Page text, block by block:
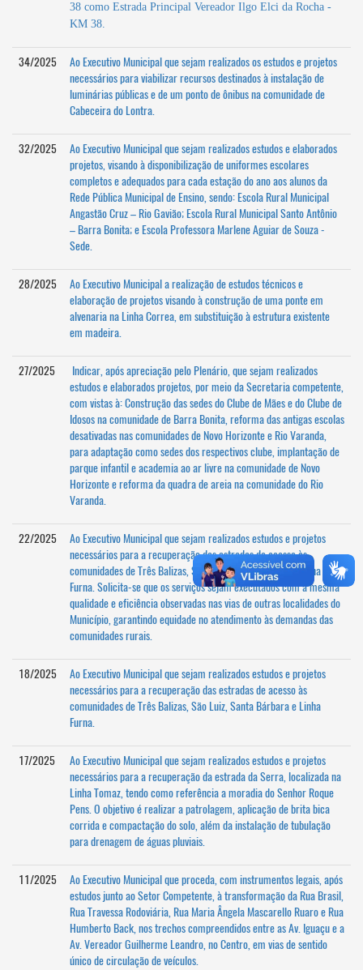
38 como Estrada Principal Vereador Ilgo Elci da Rocha -
KM 38.
34/2025
Ao Executivo Municipal que sejam realizados os estudos e projetos
necessários para viabilizar recursos destinados à instalação de
luminárias públicas e de um ponto de ônibus na comunidade de
Cabeceira do Lontra.
32/2025
Ao Executivo Municipal que sejam realizados estudos e elaborados
projetos, visando à disponibilização de uniformes escolares
completos e adequados para cada estação do ano aos alunos da
Rede Pública Municipal de Ensino, sendo: Escola Rural Municipal
Angastão Cruz – Rio Gavião; Escola Rural Municipal Santo Antônio
– Barra Bonita; e Escola Professora Marlene Aguiar de Souza -
Sede.
28/2025
Ao Executivo Municipal a realização de estudos técnicos e
elaboração de projetos visando à construção de uma ponte em
alvenaria na Linha Correa, em substituição à estrutura existente
em madeira.
27/2025
Indicar, após apreciação pelo Plenário, que sejam realizados
estudos e elaborados projetos, por meio da Secretaria competente,
com vistas à: Construção das sedes do Clube de Mães e do Clube de
Idosos na comunidade de Barra Bonita, reforma das antigas escolas
desativadas nas comunidades de Novo Horizonte e Rio Varanda,
para adaptação como sedes dos respectivos clube, implantação de
parque infantil e academia ao ar livre na comunidade de Novo
Horizonte e reforma da quadra de areia na comunidade do Rio
Varanda.
22/2025
Ao Executivo Municipal que sejam realizados estudos e projetos
necessários para a recuperação das estradas de acesso às
comunidades de Três Balizas, São Luiz, Santa Bárbara e Linha
Furna. Solicita-se que os serviços sejam executados com a mesma
qualidade e eficiência observadas nas vias de outras localidades do
Município, garantindo equidade no atendimento às demandas das
comunidades rurais.
18/2025
Ao Executivo Municipal que sejam realizados estudos e projetos
necessários para a recuperação das estradas de acesso às
comunidades de Três Balizas, São Luiz, Santa Bárbara e Linha
Furna.
17/2025
Ao Executivo Municipal que sejam realizados estudos e projetos
necessários para a recuperação da estrada da Serra, localizada na
Linha Tomaz, tendo como referência a moradia do Senhor Roque
Pens. O objetivo é realizar a patrolagem, aplicação de brita bica
corrida e compactação do solo, além da instalação de tubulação
para drenagem de águas pluviais.
11/2025
Ao Executivo Municipal que proceda, com instrumentos legais, após
estudos junto ao Setor Competente, à transformação da Rua Brasil,
Rua Travessa Rodoviária, Rua Maria Ângela Mascarello Ruaro e Rua
Humberto Back, nos trechos compreendidos entre as Av. Iguaçu e a
Av. Vereador Guilherme Leandro, no Centro, em vias de sentido
único de circulação de veículos.